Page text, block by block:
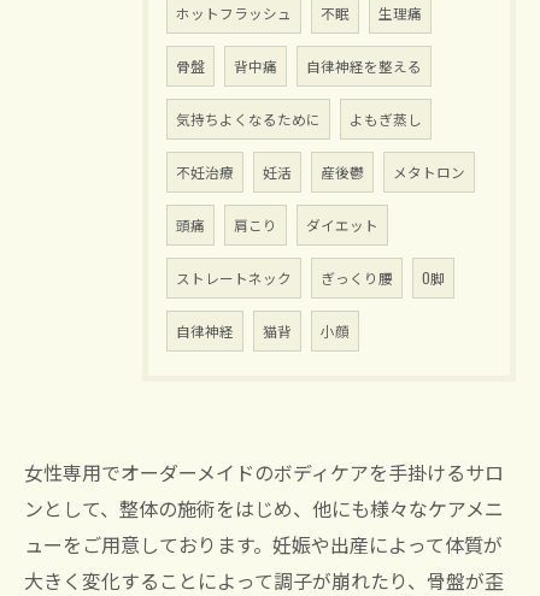
ホットフラッシュ 不眠 生理痛
骨盤 背中痛 自律神経を整える
気持ちよくなるために よもぎ蒸し
不妊治療 妊活 産後鬱 メタトロン
頭痛 肩こり ダイエット
ストレートネック ぎっくり腰 O脚
自律神経 猫背 小顔
女性専用でオーダーメイドのボディケアを手掛けるサロ
ンとして、整体の施術をはじめ、他にも様々なケアメニ
ューをご用意しております。妊娠や出産によって体質が
大きく変化することによって調子が崩れたり、骨盤が歪